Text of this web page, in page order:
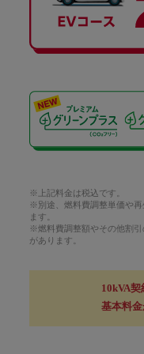
※上記料金は税込です。
※別途、燃料費調整単価や再
ます。
※燃料費調整額やその他割
があります。
10kVA契
基本料金